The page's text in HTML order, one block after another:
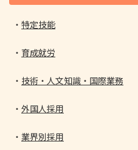
特定技能
育成就労
技術・人文知識・国際業務
外国人採用
業界別採用